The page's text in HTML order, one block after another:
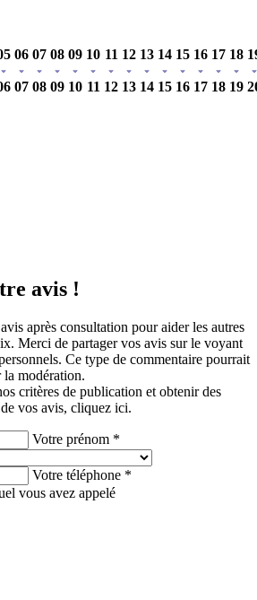
06
07
07
08
08
09
09
10
10
11
11
12
12
13
13
14
14
15
15
16
16
17
17
18
18
19
avis !
après consultation pour aider les autres
Merci de partager vos avis sur le voyant
Ce type de commentaire pourrait
la modération.
critères de publication et obtenir des
vos avis, cliquez ici.
Votre prénom *
Votre téléphone *
vous avez appelé